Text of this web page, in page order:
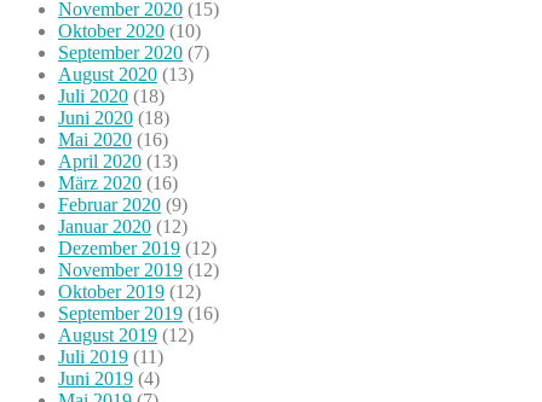
November 2020 (15)
Oktober 2020 (10)
September 2020 (7)
August 2020 (13)
Juli 2020 (18)
Juni 2020 (18)
Mai 2020 (16)
April 2020 (13)
März 2020 (16)
Februar 2020 (9)
Januar 2020 (12)
Dezember 2019 (12)
November 2019 (12)
Oktober 2019 (12)
September 2019 (16)
August 2019 (12)
Juli 2019 (11)
Juni 2019 (4)